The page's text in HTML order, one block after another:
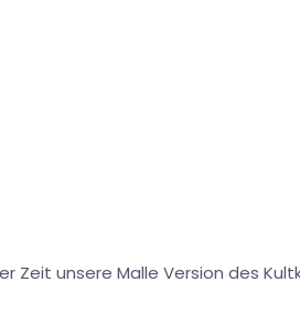
unsere Malle Version des